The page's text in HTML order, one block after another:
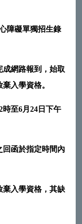
障礙單獨招生錄
成網路報到，始取
入學資格。
時至6月24 日下午
函於指定時間內
棄入學資格，其缺